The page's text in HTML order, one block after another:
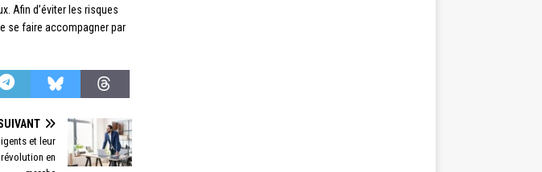
Afin d’éviter les risques
se faire accompagner par
et leur
en